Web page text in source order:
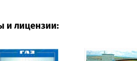
и лицензии: